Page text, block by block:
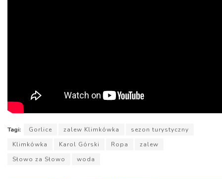
Tagi: Gorlice zalew Klimkówka
sezon turystyczny
Klimkówka
Karol Górski Ropa
zalew
Słowo za Słowo
woda